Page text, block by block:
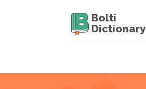
Bolti
Dictionary